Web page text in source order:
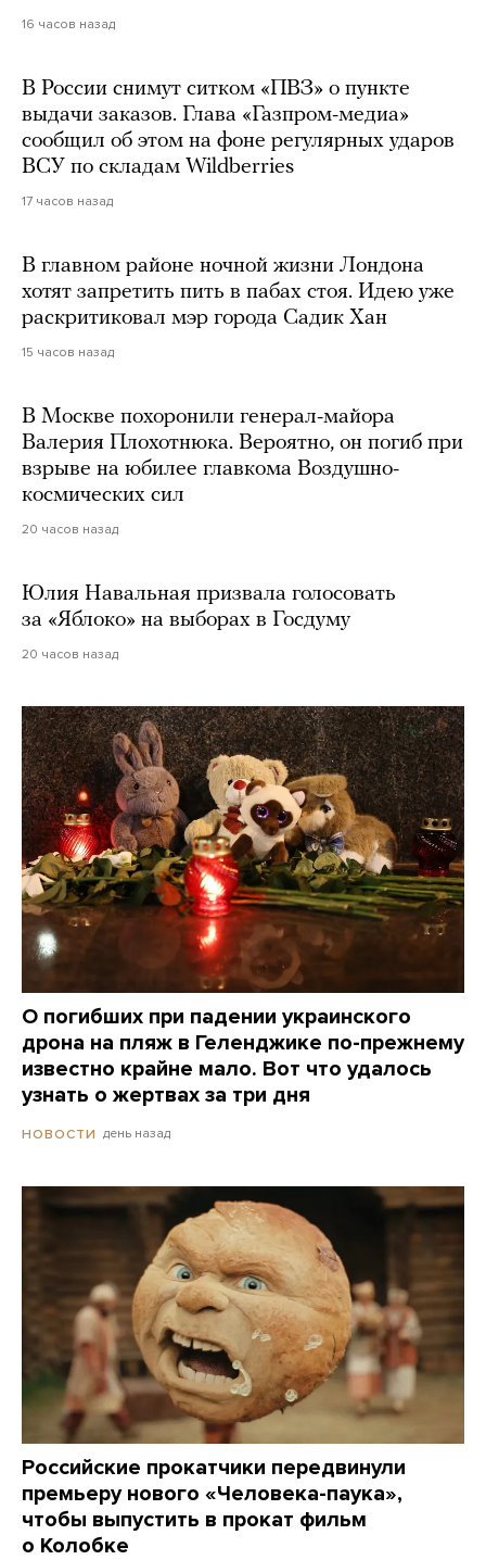
16 часов назад
В России снимут ситком «ПВЗ» о пункте
выдачи заказов. Глава «Газпром-медиа»
сообщил об этом на фоне регулярных ударов
ВСУ по складам Wildberries
17 часов назад
В главном районе ночной жизни Лондона
хотят запретить пить в пабах стоя. Идею уже
раскритиковал мэр города Садик Хан
15 часов назад
В Москве похоронили генерал-майора
Валерия Плохотнюка. Вероятно, он погиб при
взрыве на юбилее главкома Воздушно-
космических сил
20 часов назад
Юлия Навальная призвала голосовать
за «Яблоко» на выборах в Госдуму
20 часов назад
О погибших при падении украинского
дрона на пляж в Геленджике по-прежнему
известно крайне мало. Вот что удалось
узнать о жертвах за три дня
НОВОСТИ день назад
Российские прокатчики передвинули
премьеру нового «Человека-паука»,
чтобы выпустить в прокат фильм
о Колобке